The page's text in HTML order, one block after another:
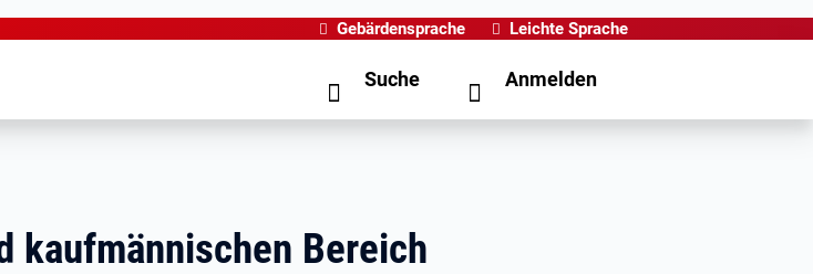
Gebärdensprache Leichte Sprache
Suche Anmelden
kaufmännischen Bereich